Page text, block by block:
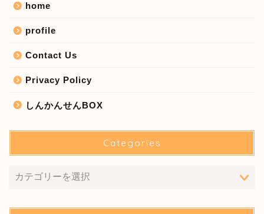
home
profile
Contact Us
Privacy Policy
しんかんせんBOX
Categories